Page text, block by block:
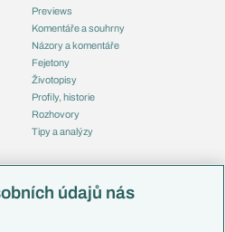
Previews
Komentáře a souhrny
Názory a komentáře
Fejetony
Životopisy
Profily, historie
Rozhovory
Tipy a analýzy
Českoúdajů nás